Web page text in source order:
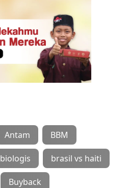
Antam BBM
biologis brasil vs haiti
Buyback